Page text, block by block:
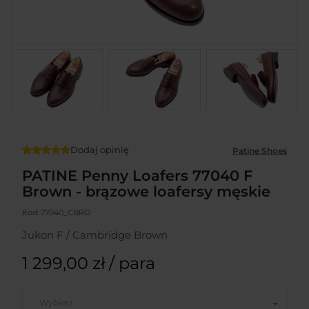
Dodaj opinię Patine Shoes
PATINE Penny Loafers 77040 F
Brown - brązowe loafersy męskie
Kod: 77040_CBRO
Jukon F / Cambridge Brown
1 299,00 zł / para
Wybierz